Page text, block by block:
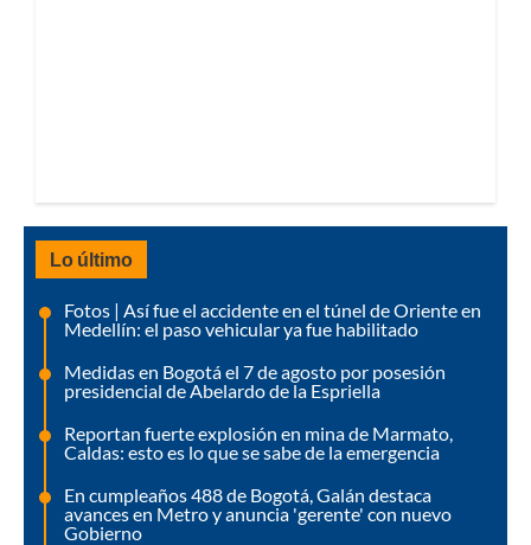
Lo último
Fotos | Así fue el accidente en el túnel de Oriente en
Medellín: el paso vehicular ya fue habilitado
Medidas en Bogotá el 7 de agosto por posesión
presidencial de Abelardo de la Espriella
Reportan fuerte explosión en mina de Marmato,
Caldas: esto es lo que se sabe de la emergencia
En cumpleaños 488 de Bogotá, Galán destaca
avances en Metro y anuncia 'gerente' con nuevo
Gobierno